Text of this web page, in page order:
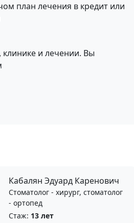
план лечения в кредит или
клинике и лечении. Вы
Кабалян Эдуард Каренович
Стоматолог - хирург, стоматолог
- ортопед
Стаж: 13 лет